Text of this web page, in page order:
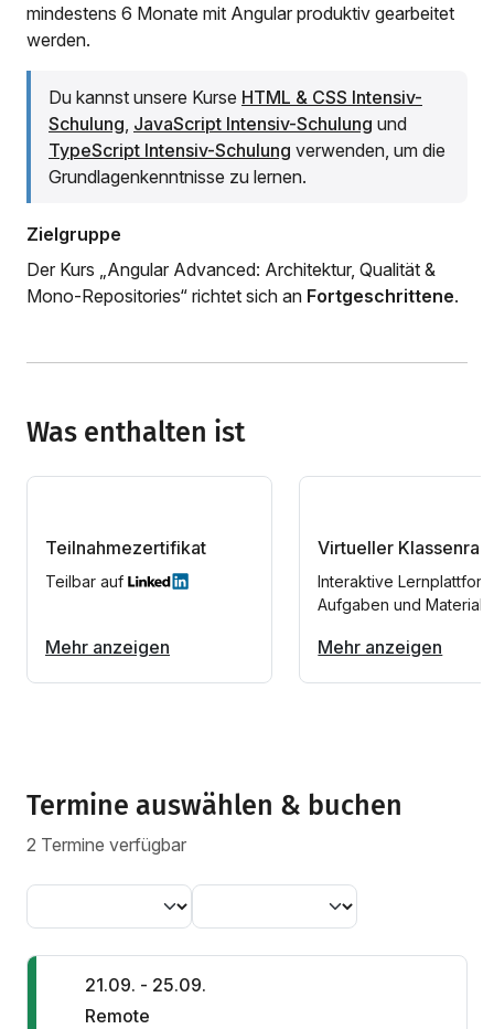
mindestens 6 Monate mit Angular produktiv gearbeitet
werden.
Du kannst unsere Kurse HTML & CSS Intensiv-
Schulung JavaScript Intensiv-Schulung und
TypeScript Intensiv-Schulung verwenden, um die
Grundlagenkenntnisse zu lernen.
Zielgruppe
Der Kurs „Angular Advanced: Architektur, Qualität &
Mono-Repositories“ richtet sich an Fortgeschrittene.
Was enthalten ist
Teilnahmezertifikat
Teilbar auf
Mehr anzeigen
Virtueller
Interaktive
Aufgaben und
Mehr anzeigen
Termine auswählen & buchen
2 Termine verfügbar
21.09. - 25.09.
Remote